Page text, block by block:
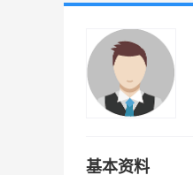
基本资料